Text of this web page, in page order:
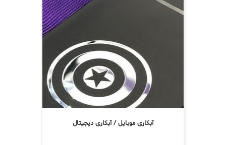
آبکاری موبایل / آبکاری دیجیتال